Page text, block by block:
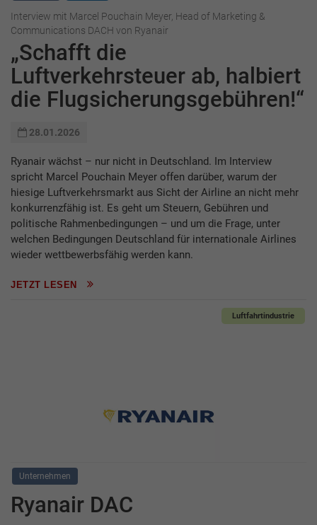
Interview mit Marcel Pouchain Meyer, Head of Marketing &
Communications DACH von Ryanair
„Schafft die
Luftverkehrsteuer ab, halbiert
die Flugsicherungsgebühren!“
28.01.2026
Ryanair wächst – nur nicht in Deutschland. Im Interview
spricht Marcel Pouchain Meyer offen darüber, warum der
hiesige Luftverkehrsmarkt aus Sicht der Airline an nicht mehr
konkurrenzfähig ist. Es geht um Steuern, Gebühren und
politische Rahmenbedingungen – und um die Frage, unter
welchen Bedingungen Deutschland für internationale Airlines
wieder wettbewerbsfähig werden kann.
JETZT LESEN
Luftfahrtindustrie
Unternehmen
Ryanair DAC